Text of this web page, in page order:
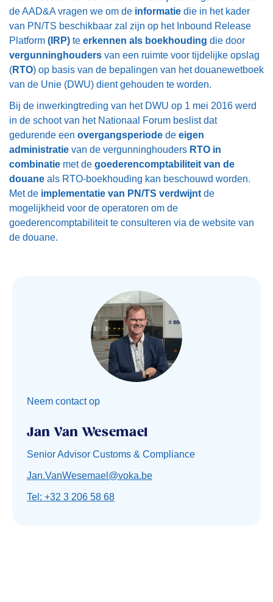
de AAD&A vragen we om de informatie die in het kader
van PN/TS beschikbaar zal zijn op het Inbound Release
Platform (IRP) te erkennen als boekhouding die door
vergunninghouders van een ruimte voor tijdelijke opslag
(RTO) op basis van de bepalingen van het douanewetboek
van de Unie (DWU) dient gehouden te worden.
Bij de inwerkingtreding van het DWU op 1 mei 2016 werd
in de schoot van het Nationaal Forum beslist dat
gedurende een overgangsperiode de eigen
administratie van de vergunninghouders RTO in
combinatie met de goederencomptabiliteit van de
douane als RTO-boekhouding kan beschouwd worden.
Met de implementatie van PN/TS verdwijnt de
mogelijkheid voor de operatoren om de
goederencomptabiliteit te consulteren via de website van
de douane.
Neem contact op
Jan Van Wesemael
Senior Advisor Customs & Compliance
Jan.VanWesemael@voka.be
Tel: +32 3 206 58 68